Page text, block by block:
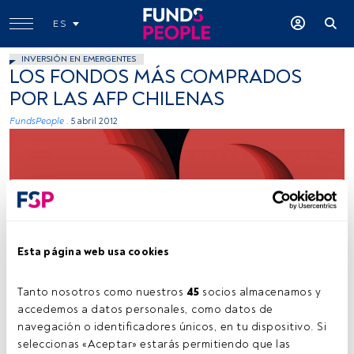
Esta página web usa cookies
Tanto nosotros como nuestros 45 socios almacenamos y
accedemos a datos personales, como datos de
navegación o identificadores únicos, en tu dispositivo. Si
seleccionas «Aceptar» estarás permitiendo que las
ES
INVERSIÓN EN EMERGENTES
LOS FONDOS MÁS COMPRADOS
POR LAS AFP CHILENAS
FundsPeople . 5 abril 2012
Tiempo lectura: 1 min.